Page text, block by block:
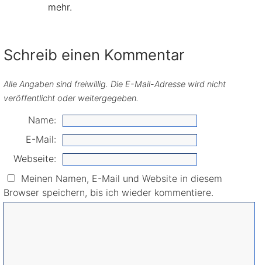
mehr.
Schreib einen Kommentar
Alle Angaben sind freiwillig. Die E-Mail-Adresse wird nicht
veröffentlicht oder weitergegeben.
Name:
E-Mail:
Webseite:
Meinen Namen, E-Mail und Website in diesem
Browser speichern, bis ich wieder kommentiere.